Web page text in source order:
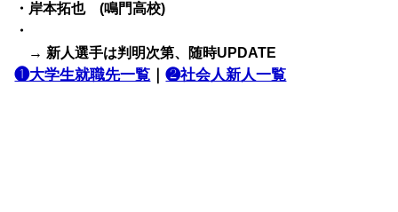
・岸本拓也 (鳴門高校)
・
→ 新人選手は判明次第、随時UPDATE
❶大学生就職先一覧 ｜❷社会人新人一覧